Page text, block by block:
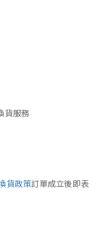
貨服務
貨政策訂單成立後即表